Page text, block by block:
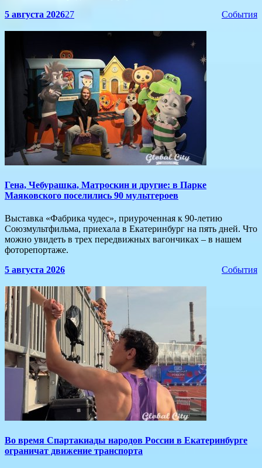
5 августа 2026
События
27
​Гена, Чебурашка, Матроскин и другие: в Парке
Маяковского поселились 90 мультгероев
Выставка «Фабрика чудес», приуроченная к 90-летию
Союзмультфильма, приехала в Екатеринбург на пять дней. Что
можно увидеть в трех передвижных вагончиках – в нашем
фоторепортаже.
5 августа 2026
События
​Во время Спартакиады народов России в Екатеринбурге
ограничат движение транспорта